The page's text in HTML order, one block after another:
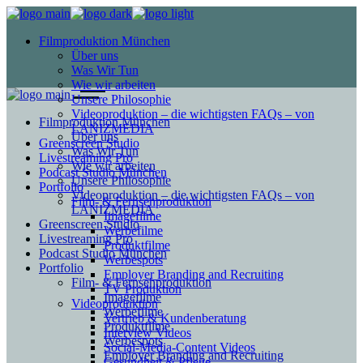
Filmproduktion München
Über uns
Was Wir Tun
Wie wir arbeiten
Unsere Philosophie
Videoproduktion – die wichtigsten FAQs – von
LANIZMEDIA
Greenscreen Studio
Livestreaming Pro
Podcast Studio München
Portfolio
Film- & Fernsehproduktion
Imagefilme
Werbefilme
Produktfilme
Werbespots
Employer Branding and Recruiting
TV Produktion
Videoproduktion
Vertrieb & Kundenberatung
Interview Videos
Social-Media-Content Videos
Filmproduktion München
Über uns
Was Wir Tun
Wie wir arbeiten
Unsere Philosophie
Videoproduktion – die wichtigsten FAQs – von
LANIZMEDIA
Greenscreen Studio
Livestreaming Pro
Podcast Studio München
Portfolio
Film- & Fernsehproduktion
Imagefilme
Werbefilme
Produktfilme
Werbespots
Employer Branding and Recruiting